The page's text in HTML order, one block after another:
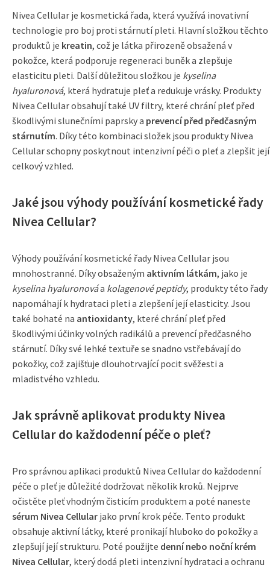
Nivea Cellular je kosmetická řada, která využívá inovativní
technologie pro boj proti stárnutí pleti. Hlavní složkou těchto
produktů je kreatin, což je látka přirozeně obsažená v
pokožce, která podporuje regeneraci buněk a zlepšuje
elasticitu pleti. Další důležitou složkou je kyselina
hyaluronová, která hydratuje pleť a redukuje vrásky. Produkty
Nivea Cellular obsahují také UV filtry, které chrání pleť před
škodlivými slunečními paprsky a prevencí před předčasným
stárnutím. Díky této kombinaci složek jsou produkty Nivea
Cellular schopny poskytnout intenzivní péči o pleť a zlepšit její
celkový vzhled.
Jaké jsou výhody používání kosmetické řady
Nivea Cellular?
Výhody používání kosmetické řady Nivea Cellular jsou
mnohostranné. Díky obsaženým aktivním látkám, jako je
kyselina hyaluronováa kolagenové peptidy, produkty této řady
napomáhají k hydrataci pleti a zlepšení její elasticity. Jsou
také bohaté na antioxidanty, které chrání pleť před
škodlivými účinky volných radikálů a prevencí předčasného
stárnutí. Díky své lehké textuře se snadno vstřebávají do
pokožky, což zajišťuje dlouhotrvající pocit svěžesti a
mladistvého vzhledu.
Jak správně aplikovat produkty Nivea
Cellular do každodenní péče o pleť?
Pro správnou aplikaci produktů Nivea Cellular do každodenní
péče o pleť je důležité dodržovat několik kroků. Nejprve
očistěte pleť vhodným čisticím produktem a poté naneste
sérum Nivea Cellular jako první krok péče. Tento produkt
obsahuje aktivní látky, které pronikají hluboko do pokožky a
zlepšují její strukturu. Poté použijte denní nebo noční krém
Nivea Cellular, který dodá pleti intenzivní hydrataci a ochranu